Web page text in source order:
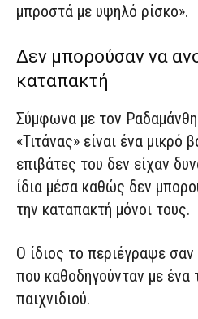
μπροστά με υψηλό ρίσκο».
Δεν μπορούσαν να
καταπακτή
Σύμφωνα με τον
«Τιτάνας» είναι ένα
επιβάτες του δεν είχαν
ίδια μέσα καθώς δεν
την καταπακτή μόνοι τους.
Ο ίδιος το περιέγραψε
που καθοδηγούνταν με ένα
παιχνιδιού.